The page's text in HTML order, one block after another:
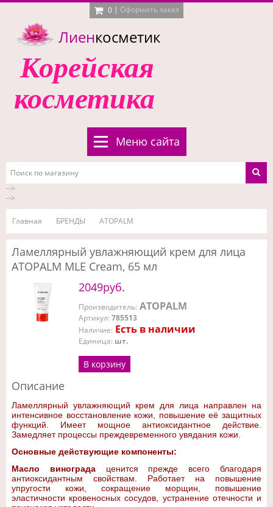
0 | Оформить заказ
Лиенкосметик
Корейская
косметика
Меню сайта
-->
-->
Главная БРЕНДЫ ATOPALM
Ламеллярный увлажняющий крем для лица
ATOPALM MLE Cream, 65 мл
2049руб.
Производитель: ATOPALM
Артикул: 785513
Наличие: Есть в наличии
Единица: шт.
В корзину
Описание
Ламеллярный увлажняющий крем для лица направлен на
интенсивное восстановление кожи, повышение её защитных
функций. Имеет мощное антиоксидантное действие.
Замедляет процессы преждевременного увядания кожи.
Основные действующие компоненты:
Масло винограда ценится прежде всего благодаря
антиоксидантным свойствам. Работает на повышение
упругости кожи, сокращение морщин, повышение
эластичности кровеносных сосудов, устранение отечности и